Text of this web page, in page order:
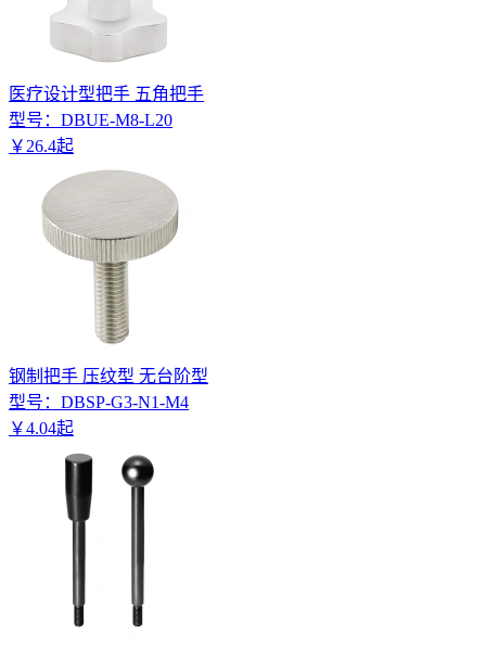
医疗设计型把手 五角把手
型号： DBUE-M8-L20
￥ 26.4起
钢制把手 压纹型 无台阶型
型号： DBSP-G3-N1-M4
￥4.04起